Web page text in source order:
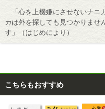
「心を上機嫌にさせないナニ
カは外を探しても見つかりませ
す」（はじめにより）
こちらもおすすめ